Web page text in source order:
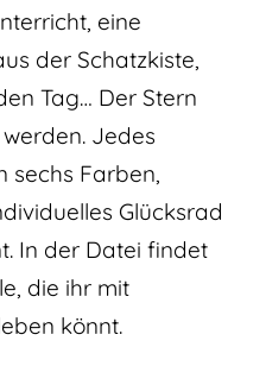
eine
der Schatzkiste,
Tag… Der Stern
Jedes
sechs Farben,
Glücksrad
In der Datei findet
die ihr mit
könnt.